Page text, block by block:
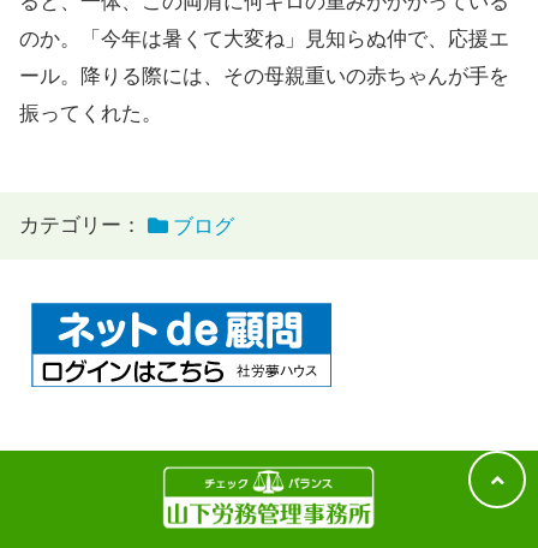
のか。「今年は暑くて大変ね」見知らぬ仲で、応援エ
ール。降りる際には、その母親重いの赤ちゃんが手を
振ってくれた。
カテゴリー： ブログ